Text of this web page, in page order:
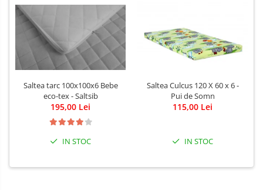
Articole de plaja
Benzi de Alergare
Biciclete Fitness
Steppere Fitness
Aparate Fitness Multifunctionale
Biciclete Eliptice
Aparate Fitness de Vaslit
Banci forta multifunctionale
masaj
Saltea tarc 100x100x6 Bebe
eco-tex - Saltsib
195,00 Lei
IN STOC
Saltea Culcus 120 X 60 x 6 -
Pui de Somn
115,00 Lei
IN STOC